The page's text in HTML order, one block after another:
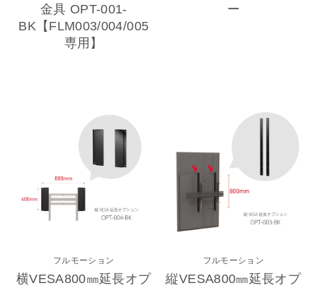
金具 OPT-001-
BK【FLM003/004/005
専用】
ー
フルモーション
横VESA800㎜延長オプ
フルモーション
縦VESA800㎜延長オプ